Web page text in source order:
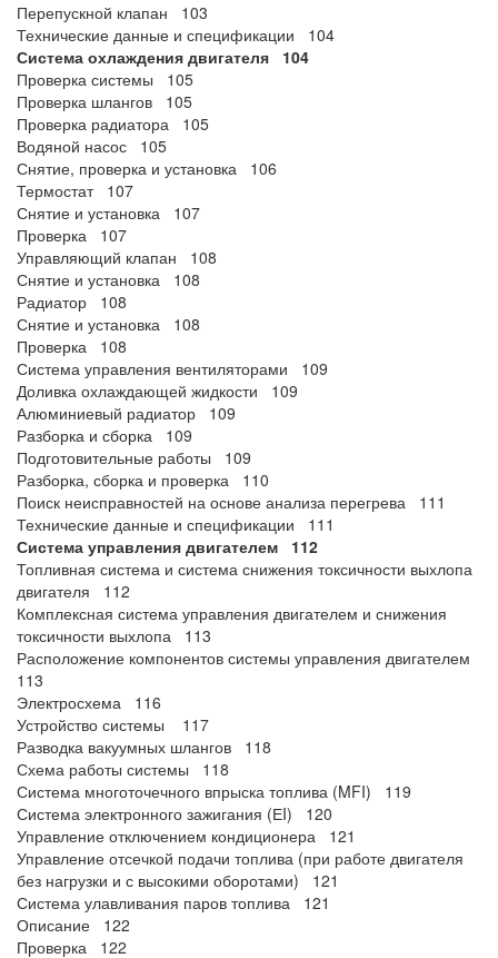
Перепускной клапан 103
Технические данные и спецификации 104
Система охлаждения двигателя 104
Проверка системы 105
Проверка шлангов 105
Проверка радиатора 105
Водяной насос 105
Снятие, проверка и установка 106
Термостат 107
Снятие и установка 107
Проверка 107
Управляющий клапан 108
Снятие и установка 108
Радиатор 108
Снятие и установка 108
Проверка 108
Система управления вентиляторами 109
Доливка охлаждающей жидкости 109
Алюминиевый радиатор 109
Разборка и сборка 109
Подготовительные работы 109
Разборка, сборка и проверка 110
Поиск неисправностей на основе анализа перегрева 111
Технические данные и спецификации 111
Система управления двигателем 112
Топливная система и система снижения токсичности выхлопа
двигателя 112
Комплексная система управления двигателем и снижения
токсичности выхлопа 113
Расположение компонентов системы управления двигателем
113
Электросхема 116
Устройство системы 117
Разводка вакуумных шлангов 118
Схема работы системы 118
Система многоточечного впрыска топлива (MFI) 119
Система электронного зажигания (ЕI) 120
Управление отключением кондиционера 121
Управление отсечкой подачи топлива (при работе двигателя
без нагрузки и с высокими оборотами) 121
Система улавливания паров топлива 121
Описание 122
Проверка 122